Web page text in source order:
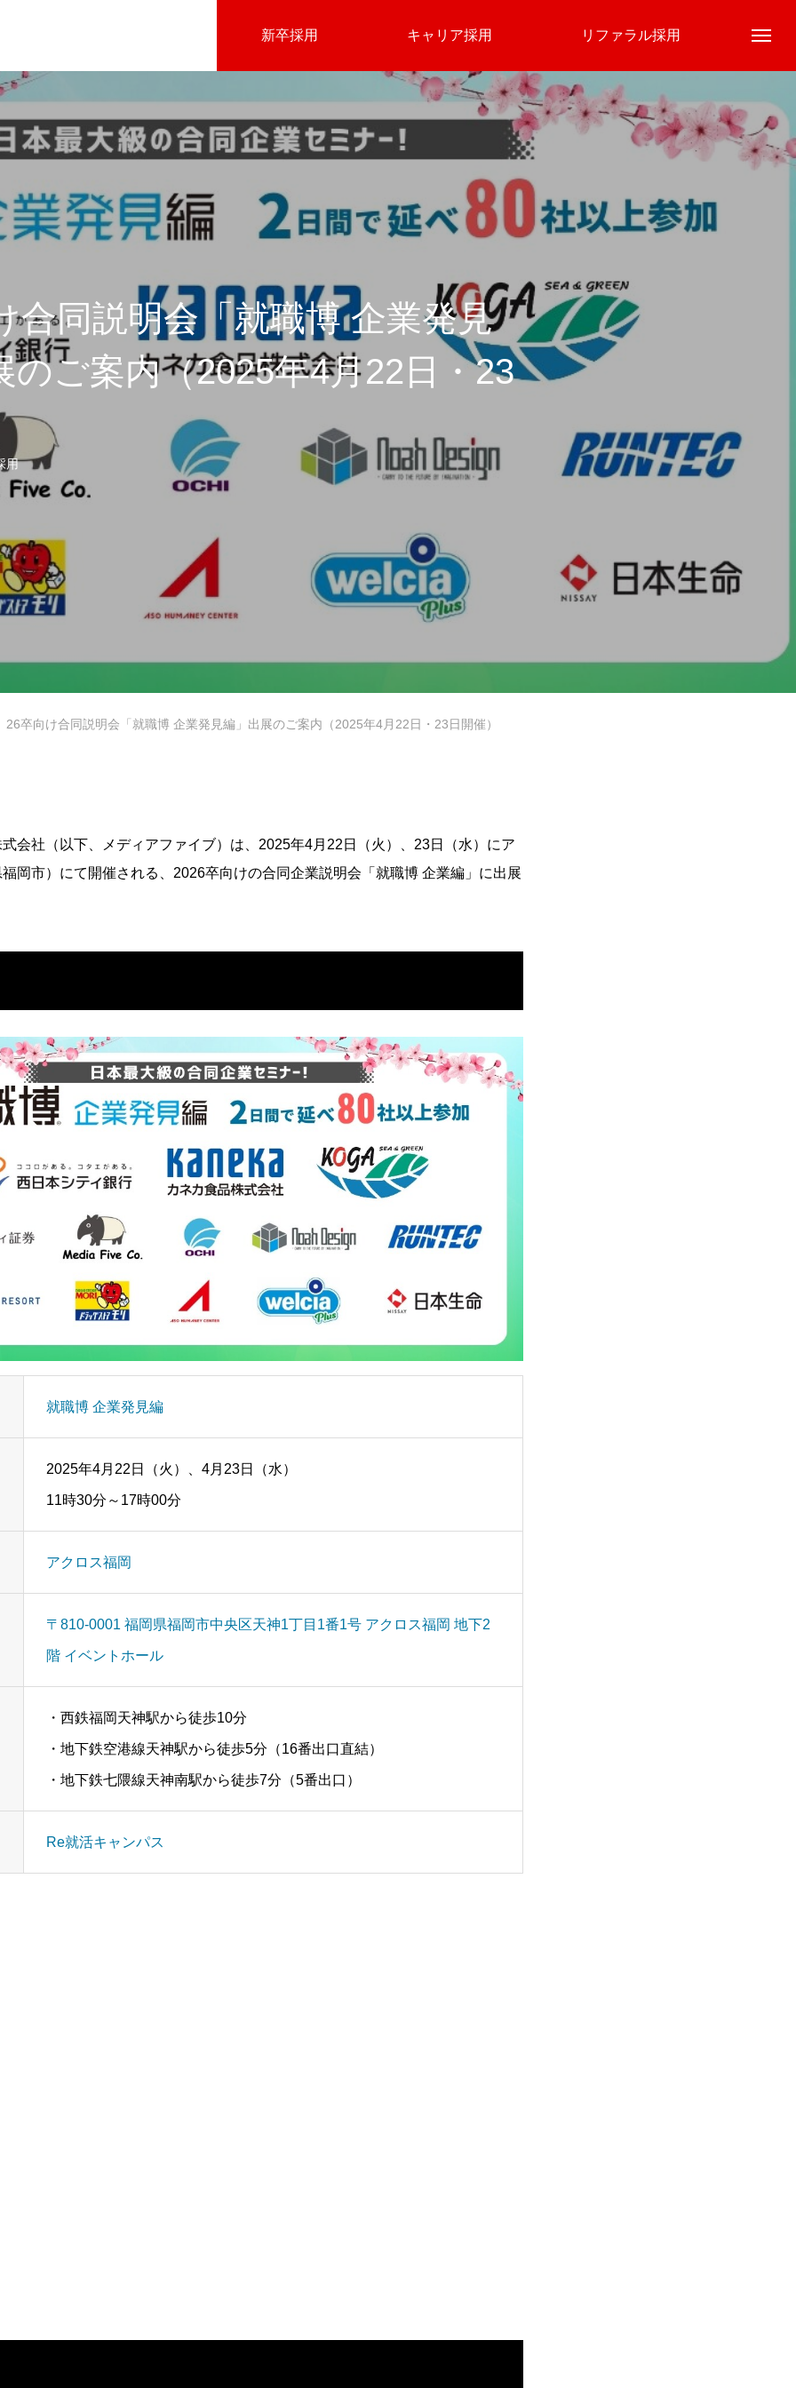
新卒採用 キャリア採用 リファラル採用
ITアウトソーシング事業
遊ぶ
ントリー
業務 待遇 ブログ
インタビュー
個人情報 リンク サイトマップ
合同説明会「就職博 企業発見
のご案内（2025年4月22日・23
用
26卒向け合同説明会「就職博 企業発見編」出展のご案内（2025年4月22日・23日開催）
会社（以下、メディアファイブ）は、2025年4月22日（火）、23日（水）にア
岡市） にて開催される、2026卒向けの合同企業説明会 「就職博 企業編」に出展
就職博 企業発見編
2025年4月22日（火）、4月23日（水）
11時30分～17時00分
アクロス福岡
〒810-0001 福岡県福岡市中央区天神1丁目1番1号 アクロス福岡 地下2
階 イベントホール
・西鉄福岡天神駅から徒歩10分
・地下鉄空港線天神駅から徒歩5分（16番出口直結）
・地下鉄七隈線天神南駅から徒歩7分（5番出口）
Re就活キャンパス